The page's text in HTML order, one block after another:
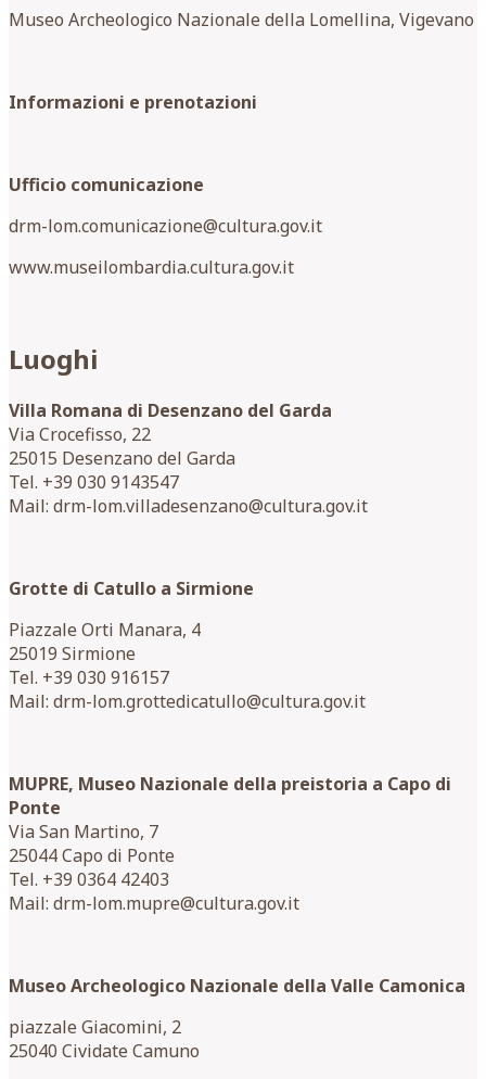
Museo Archeologico Nazionale della Lomellina, Vigevano
Informazioni e prenotazioni
Ufficio comunicazione
drm-lom.comunicazione@cultura.gov.it
www.museilombardia.cultura.gov.it
Luoghi
Villa Romana di Desenzano del Garda
Via Crocefisso, 22
25015 Desenzano del Garda
Tel. +39 030 9143547
Mail: drm-lom.villadesenzano@cultura.gov.it
Grotte di Catullo a Sirmione
Piazzale Orti Manara, 4
25019 Sirmione
Tel. +39 030 916157
Mail: drm-lom.grottedicatullo@cultura.gov.it
MUPRE, Museo Nazionale della preistoria a Capo di
Ponte
Via San Martino, 7
25044 Capo di Ponte
Tel. +39 0364 42403
Mail: drm-lom.mupre@cultura.gov.it
Museo Archeologico Nazionale della Valle Camonica
piazzale Giacomini, 2
25040 Cividate Camuno